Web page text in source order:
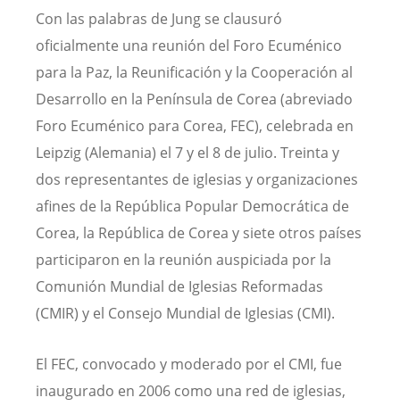
Con las palabras de Jung se clausuró
oficialmente una reunión del Foro Ecuménico
para la Paz, la Reunificación y la Cooperación al
Desarrollo en la Península de Corea (abreviado
Foro Ecuménico para Corea, FEC), celebrada en
Leipzig (Alemania) el 7 y el 8 de julio. Treinta y
dos representantes de iglesias y organizaciones
afines de la República Popular Democrática de
Corea, la República de Corea y siete otros países
participaron en la reunión auspiciada por la
Comunión Mundial de Iglesias Reformadas
(CMIR) y el Consejo Mundial de Iglesias (CMI).
El FEC, convocado y moderado por el CMI, fue
inaugurado en 2006 como una red de iglesias,